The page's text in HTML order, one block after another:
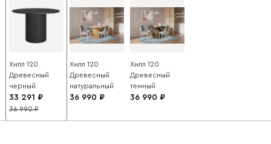
Хилл 120
Древесный
черный
33 291
10
36 990
Хилл 120
Древесный
натуральный
36 990
Хилл 120
Древесный
темный
36 990